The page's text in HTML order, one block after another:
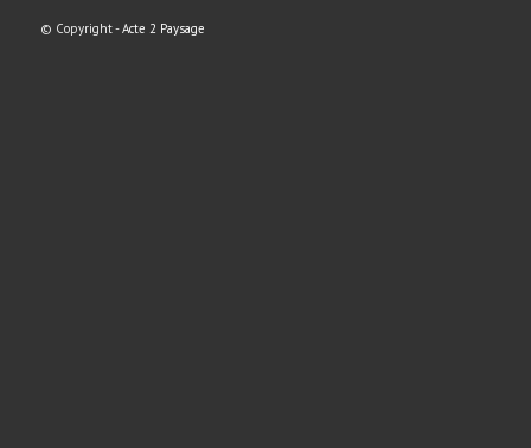
© Copyright -Acte 2 Paysage